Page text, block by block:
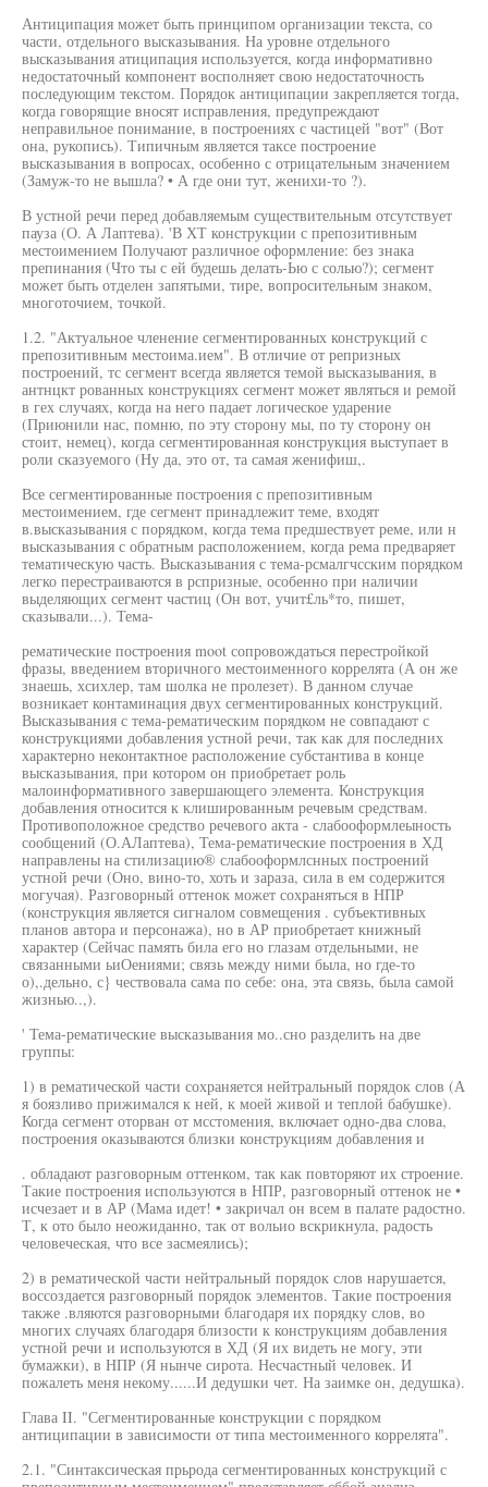
Антиципация может быть принципом организации текста, со
части, отдельного высказывания. На уровне отдельного
высказывания атиципация используется, когда информативно
недостаточный компонент восполняет свою недостаточность
последующим текстом. Порядок антиципации закрепляется тогда,
когда говорящие вносят исправления, предупреждают
неправильное понимание, в построениях с частицей "вот" (Вот
она, рукопись). Типичным является таксе построение
высказывания в вопросах, особенно с отрицательным значением
(Замуж-то не вышла? • А где они тут, женихи-то ?).
В устной речи перед добавляемым существительным отсутствует
пауза (О. А Лаптева). 'В ХТ конструкции с препозитивным
местоимением Получают различное оформление: без знака
препинания (Что ты с ей будешь делать-Ью с солью?); сегмент
может быть отделен запятыми, тире, вопросительным знаком,
многоточием, точкой.
1.2. "Актуальное членение сегментированных конструкций с
препозитивным местоима.ием". В отличие от репризных
построений, тс сегмент всегда является темой высказывания, в
антнцкт рованных конструкциях сегмент может являться и ремой
в гех случаях, когда на него падает логическое ударение
(Приюнили нас, помню, по эту сторону мы, по ту сторону он
стоит, немец), когда сегментированная конструкция выступает в
роли сказуемого (Ну да, это от, та самая женифиш,.
Все сегментированные построения с препозитивным
местоимением, где сегмент принадлежит теме, входят
в.высказывания с порядком, когда тема предшествует реме, или н
высказывания с обратным расположением, когда рема предваряет
тематическую часть. Высказывания с тема-рсмалгчсским порядком
легко перестраиваются в рспризные, особенно при наличии
выделяющих сегмент частиц (Он вот, учит£ль*то, пишет,
сказывали...). Тема-
рематические построения moot сопровождаться перестройкой
фразы, введением вторичного местоименного коррелята (А он же
знаешь, хсихлер, там шолка не пролезет). В данном случае
возникает контаминация двух сегментированных конструкций.
Высказывания с тема-рематическим порядком не совпадают с
конструкциями добавления устной речи, так как для последних
характерно неконтактное расположение субстантива в конце
высказывания, при котором он приобретает роль
малоинформативного завершающего элемента. Конструкция
добавления относится к клишированным речевым средствам.
Противоположное средство речевого акта - слабооформлеыность
сообщений (О.АЛаптева), Тема-рематические построения в ХД
направлены на стилизацию® слабооформлснных построений
устной речи (Оно, вино-то, хоть и зараза, сила в ем содержится
могучая). Разговорный оттенок может сохраняться в НПР
(конструкция является сигналом совмещения . субъективных
планов автора и персонажа), но в АР приобретает книжный
характер (Сейчас память била его но глазам отдельными, не
связанными ьиОениями; связь между ними была, но где-то
о),.дельно, с} чествовала сама по себе: она, эта связь, была самой
жизнью..,).
' Тема-рематические высказывания мо..сно разделить на две
группы:
1) в рематической части сохраняется нейтральный порядок слов (А
я боязливо прижимался к ней, к моей живой и теплой бабушке).
Когда сегмент оторван от мсстомения, включает одно-два слова,
построения оказываются близки конструкциям добавления и
. обладают разговорным оттенком, так как повторяют их строение.
Такие построения используются в НПР, разговорный оттенок не •
исчезает и в АР (Мама идет! • закричал он всем в палате радостно.
Т, к ото было неожиданно, так от вольио вскрикнула, радость
человеческая, что все засмеялись);
2) в рематической части нейтральный порядок слов нарушается,
воссоздается разговорный порядок элементов. Такие построения
также .вляются разговорными благодаря их порядку слов, во
многих случаях благодаря близости к конструкциям добавления
устной речи и используются в ХД (Я их видеть не могу, эти
бумажки), в НПР (Я нынче сирота. Несчастный человек. И
пожалеть меня некому......И дедушки чет. На заимке он, дедушка).
Глава II. "Сегментированные конструкции с порядком
антиципации в зависимости от типа местоименного коррелята".
2.1. "Синтаксическая прьрода сегментированных конструкций с